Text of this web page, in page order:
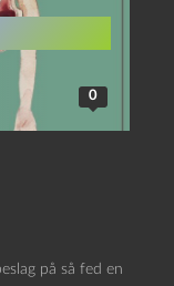
0
på så fed en